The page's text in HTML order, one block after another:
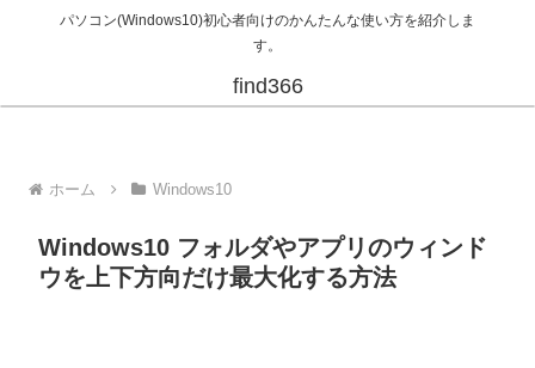
パソコン(Windows10)初心者向けのかんたんな使い方を紹介しま
す。
find366
ホーム Windows10
Windows10 フォルダやアプリのウィンド
ウを上下方向だけ最大化する方法